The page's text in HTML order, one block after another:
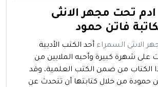
تحت مجهر الانثى
فاتن حمود
الانثى السمراء أحد الكتب الأدبية
على شهرة كبيرة وأحبه الملايين من
الكتاب من ضمن الكتب العلمية، وقد
حمودة من خلال كتابتها أن تتحدث عن